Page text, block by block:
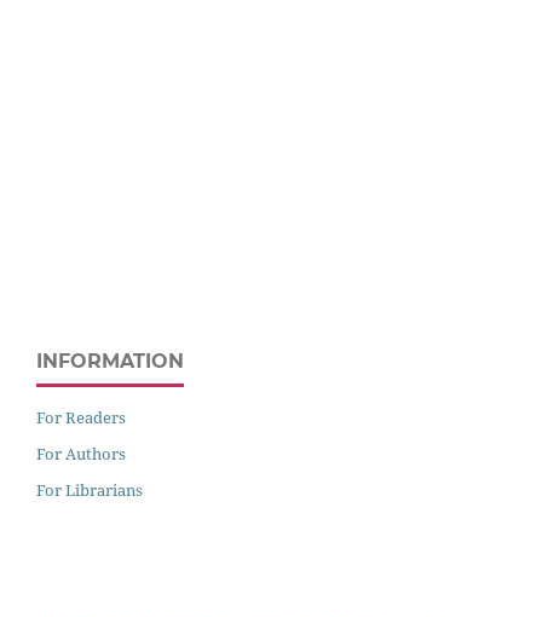
INFORMATION
For Readers
For Authors
For Librarians